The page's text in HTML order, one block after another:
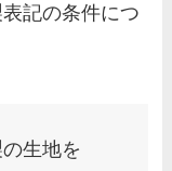
記の条件につ
生地を